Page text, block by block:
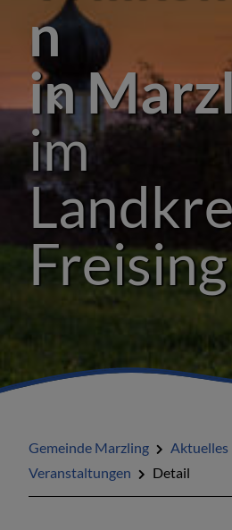
n
in
im
Freising
Gemeinde Marzling
Aktuelles
Veranstaltungen
Detail